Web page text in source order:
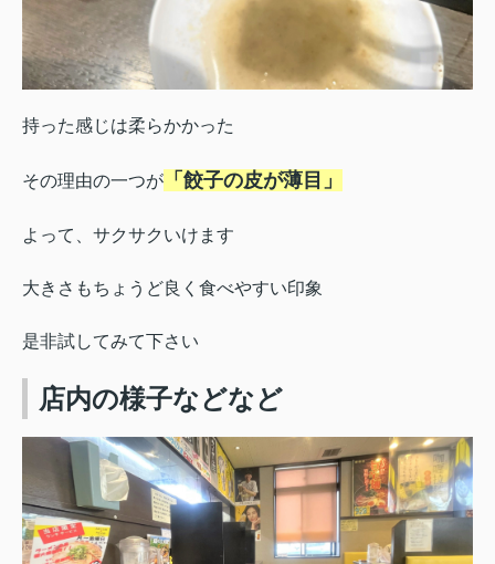
持った感じは柔らかかった
その理由の一つが 「餃子の皮が薄目」
よって、サクサクいけます
大きさもちょうど良く食べやすい印象
是非試してみて下さい
店内の様子などなど